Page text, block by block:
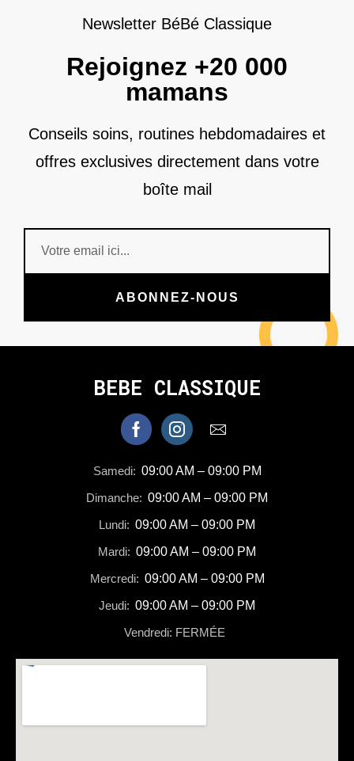
Newsletter BéBé Classique
Rejoignez +20 000
mamans
Conseils soins, routines hebdomadaires et
offres exclusives directement dans votre
boîte mail
ABONNEZ-NOUS
BEBE CLASSIQUE
Samedi: 09:00 AM – 09:00 PM
Dimanche: 09:00 AM – 09:00 PM
Lundi: 09:00 AM – 09:00 PM
Mardi: 09:00 AM – 09:00 PM
Mercredi: 09:00 AM – 09:00 PM
Jeudi: 09:00 AM – 09:00 PM
Vendredi: FERMÉE